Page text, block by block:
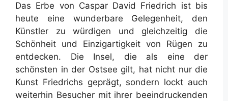
Das Erbe von Caspar David Friedrich ist bis
heute eine wunderbare Gelegenheit, den
Künstler zu würdigen und gleichzeitig die
Schönheit und Einzigartigkeit von Rügen zu
entdecken. Die Insel, die als eine der
schönsten in der Ostsee gilt, hat nicht nur die
Kunst Friedrichs geprägt, sondern lockt auch
weiterhin Besucher mit ihrer beeindruckenden